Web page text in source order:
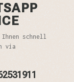
schnell
via